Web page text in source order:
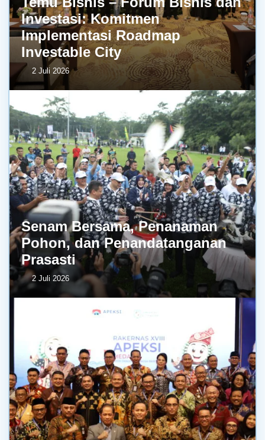
Investasi: Komitmen
Implementasi Roadmap
Investable City
2 Juli 2026
Senam Bersama, Penanaman
Pohon, dan Penandatanganan
Prasasti
2 Juli 2026